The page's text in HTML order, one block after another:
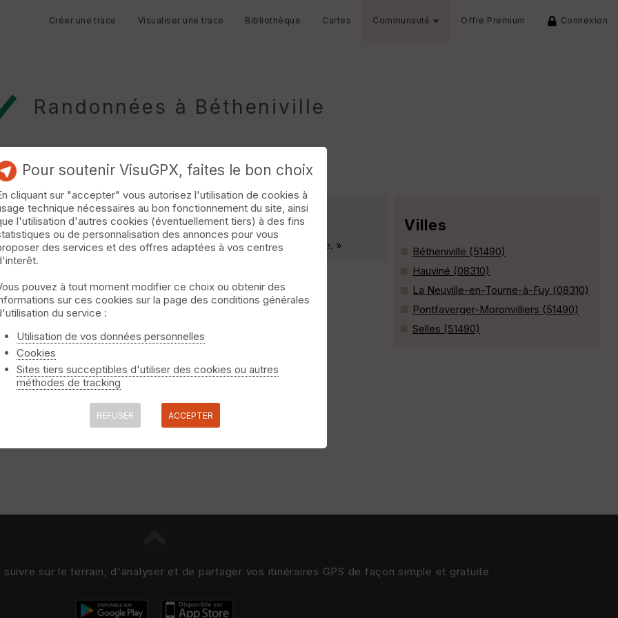
Créer une trace Visualiser une trace Bibliothèque Cartes Communauté Offre Premium Connexion
Randonnées à Bétheniville
que la Pouss'7 avec un ravitaillement à mi-parcours et à l'arrivée. »
Villes
Bétheniville (51490)
Hauviné (08310)
La Neuville-en-Tourne-à-Fuy (08310)
Pontfaverger-Moronvilliers (51490)
Selles (51490)
sur le terrain, d'analyser et de partager vos itinéraires GPS de façon simple et gratuite
Pour soutenir VisuGPX, faites le bon choix
cliquant sur "accepter" vous autorisez l'utilisation de cookies à
technique nécessaires au bon fonctionnement du site, ainsi
l'utilisation d'autres cookies (éventuellement tiers) à des fins
ou de personnalisation des annonces pour vous
des services et des offres adaptées à vos centres
pouvez à tout moment modifier ce choix ou obtenir des
sur ces cookies sur la page des conditions générales
du service :
Utilisation de vos données personnelles
Cookies
Sites tiers succeptibles d'utiliser des cookies ou autres
méthodes de tracking
REFUSER ACCEPTER